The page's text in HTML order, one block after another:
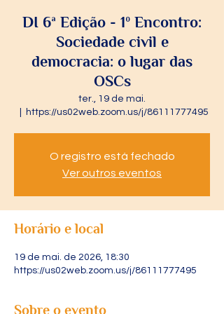
DI 6ª Edição - 1º Encontro:
Sociedade civil e
democracia: o lugar das
OSCs
ter., 19 de mai.
https://us02web.zoom.us/j/86111777495
O registro está fechado
Ver outros eventos
Horário e local
19 de mai. de 2026, 18:30
https://us02web.zoom.us/j/86111777495